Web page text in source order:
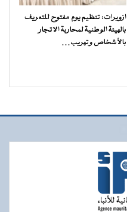
ازويرات: تنظيم يوم مفتوح للتعريف
بالهيئة الوطنية لمحاربة الاتجار
بالأشخاص وتهريب…